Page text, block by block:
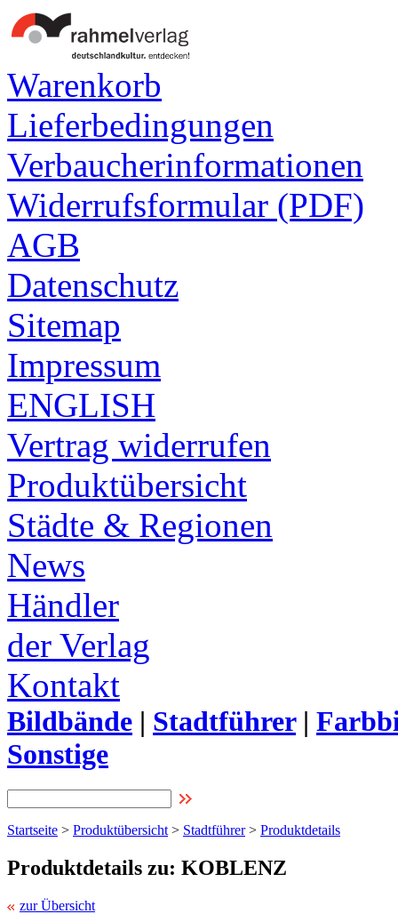
Warenkorb
Lieferbedingungen
Verbaucherinformationen
Widerrufsformular (PDF)
AGB
Datenschutz
Sitemap
Impressum
ENGLISH
Vertrag widerrufen
Produktübersicht
Städte & Regionen
News
Händler
der Verlag
Kontakt
Bildbände | Stadtführer|
Sonstige
Startseite > Produktübersicht > Stadtführer> Produktdetails
Produktdetails zu: KOBLENZ
zur Übersicht